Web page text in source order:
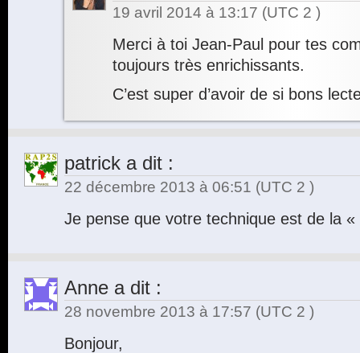
19 avril 2014 à 13:17 (UTC 2 )
Merci à toi Jean-Paul pour tes
toujours très enrichissants.
C’est super d’avoir de si bons
patrick a dit :
22 décembre 2013 à 06:51 (UTC 2 )
Je pense que votre technique est de la
Anne a dit :
28 novembre 2013 à 17:57 (UTC 2 )
Bonjour,